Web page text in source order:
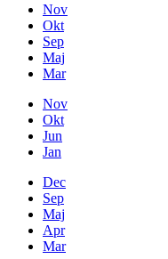
Nov
Okt
Sep
Maj
Mar
Nov
Okt
Jun
Jan
Dec
Sep
Maj
Apr
Mar